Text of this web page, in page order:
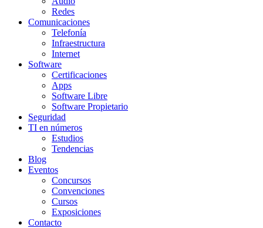
Redes
Comunicaciones
Telefonía
Infraestructura
Internet
Software
Certificaciones
Apps
Software Libre
Software Propietario
Seguridad
TI en números
Estudios
Tendencias
Blog
Eventos
Concursos
Convenciones
Cursos
Exposiciones
Contacto